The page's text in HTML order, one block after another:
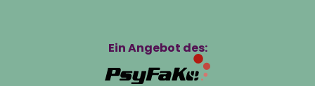
Ein Angebot des: